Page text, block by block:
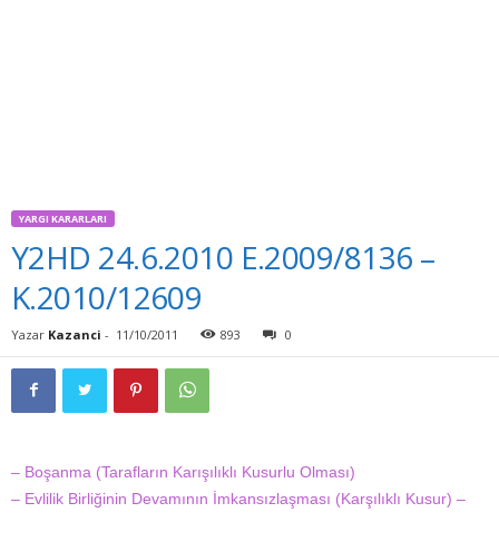
YARGI KARARLARI
Y2HD 24.6.2010 E.2009/8136 –
K.2010/12609
Yazar Kazanci - 11/10/2011 893 0
– Boşanma (Tarafların Karışılıklı Kusurlu Olması)
– Evlilik Birliğinin Devamının İmkansızlaşması (Karşılıklı Kusur) –